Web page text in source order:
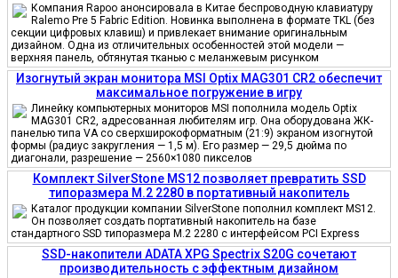
Компания Rapoo анонсировала в Китае беспроводную клавиатуру
Ralemo Pre 5 Fabric Edition. Новинка выполнена в формате TKL (без
секции цифровых клавиш) и привлекает внимание оригинальным
дизайном. Одна из отличительных особенностей этой модели —
верхняя панель, обтянутая тканью с меланжевым рисунком
Изогнутый экран монитора MSI Optix MAG301 CR2 обеспечит
максимальное погружение в игру
Линейку компьютерных мониторов MSI пополнила модель Optix
MAG301 CR2, адресованная любителям игр. Она оборудована ЖК-
панелью типа VA со сверхширокоформатным (21:9) экраном изогнутой
формы (радиус закругления — 1,5 м). Его размер — 29,5 дюйма по
диагонали, разрешение — 2560×1080 пикселов
Комплект SilverStone MS12 позволяет превратить SSD
типоразмера M.2 2280 в портативный накопитель
Каталог продукции компании SilverStone пополнил комплект MS12.
Он позволяет создать портативный накопитель на базе
стандартного SSD типоразмера M.2 2280 с интерфейсом PCI Express
SSD-накопители ADATA XPG Spectrix S20G сочетают
производительность с эффектным дизайном